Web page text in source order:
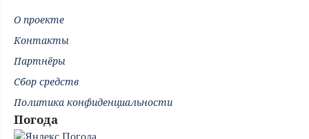
О проекте
Контакты
Партнёры
Сбор средств
Политика конфиденциальности
Погода